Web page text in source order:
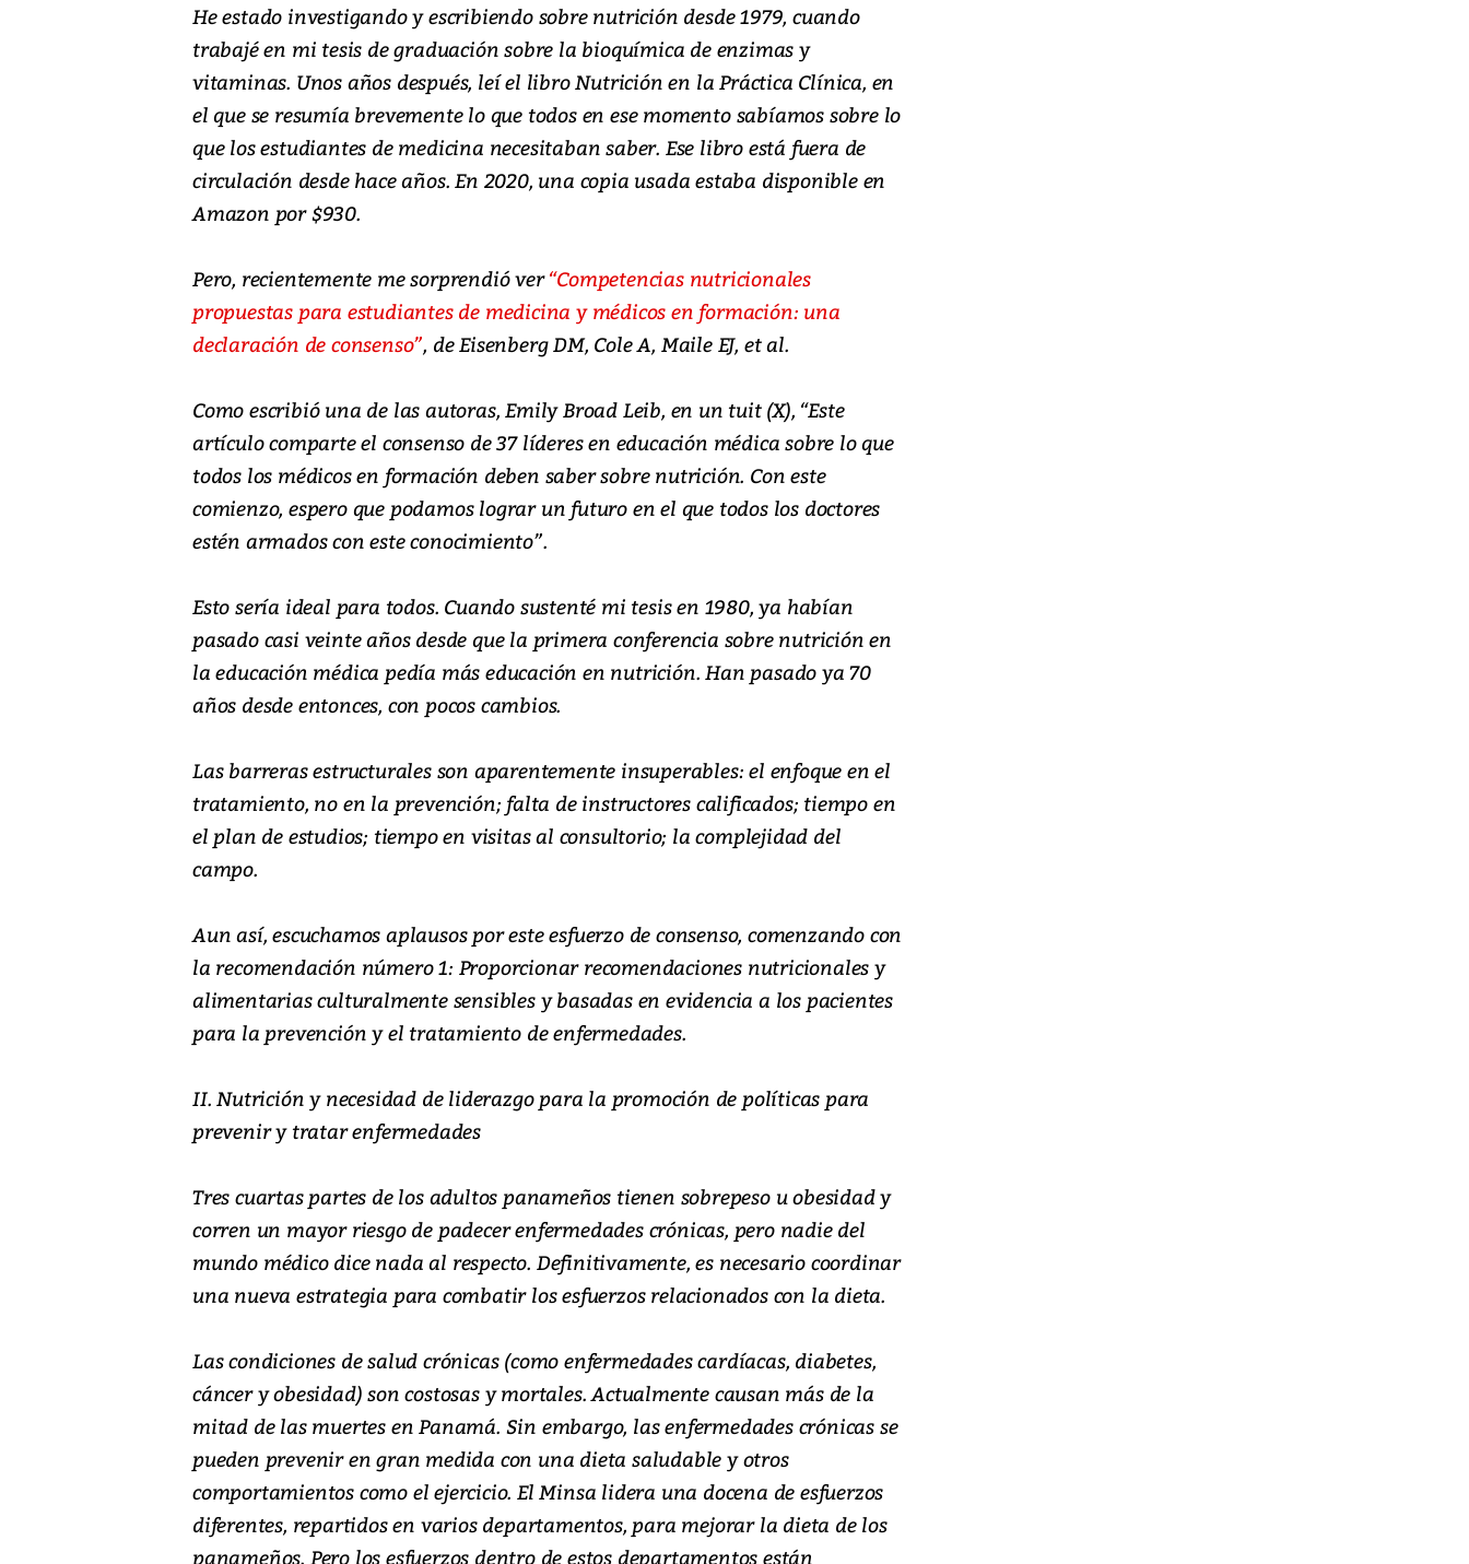
He estado investigando y escribiendo sobre nutrición desde 1979, cuando
trabajé en mi tesis de graduación sobre la bioquímica de enzimas y
vitaminas. Unos años después, leí el libro Nutrición en la Práctica Clínica, en
el que se resumía brevemente lo que todos en ese momento sabíamos sobre lo
que los estudiantes de medicina necesitaban saber. Ese libro está fuera de
circulación desde hace años. En 2020, una copia usada estaba disponible en
Amazon por $930.
Pero, recientemente me sorprendió ver“Competencias nutricionales
propuestas para estudiantes de medicina y médicos en formación: una
declaración de consenso”, de Eisenberg DM, Cole A, Maile EJ, et al.
Como escribió una de las autoras, Emily Broad Leib, en un tuit (X), “Este
artículo comparte el consenso de 37 líderes en educación médica sobre lo que
todos los médicos en formación deben saber sobre nutrición. Con este
comienzo, espero que podamos lograr un futuro en el que todos los doctores
estén armados con este conocimiento”.
Esto sería ideal para todos. Cuando sustenté mi tesis en 1980, ya habían
pasado casi veinte años desde que la primera conferencia sobre nutrición en
la educación médica pedía más educación en nutrición. Han pasado ya 70
años desde entonces, con pocos cambios.
Las barreras estructurales son aparentemente insuperables: el enfoque en el
tratamiento, no en la prevención; falta de instructores calificados; tiempo en
el plan de estudios; tiempo en visitas al consultorio; la complejidad del
campo.
Aun así, escuchamos aplausos por este esfuerzo de consenso, comenzando con
la recomendación número 1: Proporcionar recomendaciones nutricionales y
alimentarias culturalmente sensibles y basadas en evidencia a los pacientes
para la prevención y el tratamiento de enfermedades.
II. Nutrición y necesidad de liderazgo para la promoción de políticas para
prevenir y tratar enfermedades
Tres cuartas partes de los adultos panameños tienen sobrepeso u obesidad y
corren un mayor riesgo de padecer enfermedades crónicas, pero nadie del
mundo médico dice nada al respecto. Definitivamente, es necesario coordinar
una nueva estrategia para combatir los esfuerzos relacionados con la dieta.
Las condiciones de salud crónicas (como enfermedades cardíacas, diabetes,
cáncer y obesidad) son costosas y mortales. Actualmente causan más de la
mitad de las muertes en Panamá. Sin embargo, las enfermedades crónicas se
pueden prevenir en gran medida con una dieta saludable y otros
comportamientos como el ejercicio. El Minsa lidera una docena de esfuerzos
diferentes, repartidos en varios departamentos, para mejorar la dieta de los
panameños. Pero los esfuerzos dentro de estos departamentos están